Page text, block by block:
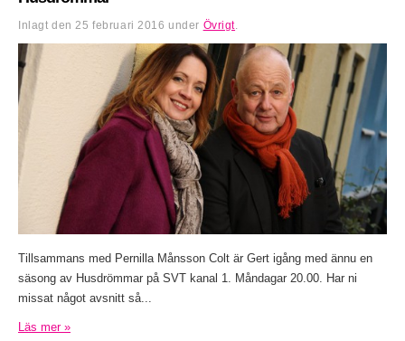
Inlagt den 25 februari 2016 under Övrigt
Tillsammans med Pernilla Månsson Colt är Gert igång med ännu en
säsong av Husdrömmar på SVT kanal 1. Måndagar 20.00. Har ni
missat något avsnitt så...
Läs mer »